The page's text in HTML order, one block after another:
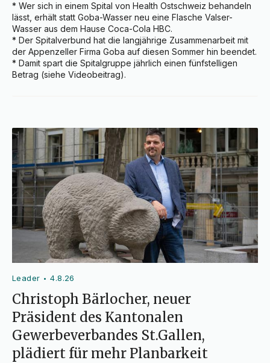
* Wer sich in einem Spital von Health Ostschweiz behandeln
lässt, erhält statt Goba-Wasser neu eine Flasche Valser-
Wasser aus dem Hause Coca-Cola HBC.
* Der Spitalverbund hat die langjährige Zusammenarbeit mit
der Appenzeller Firma Goba auf diesen Sommer hin beendet.
* Damit spart die Spitalgruppe jährlich einen fünfstelligen
Betrag (siehe Videobeitrag).
Leader •4.8.26
Christoph Bärlocher, neuer
Präsident des Kantonalen
Gewerbeverbandes St.Gallen,
plädiert für mehr Planbarkeit